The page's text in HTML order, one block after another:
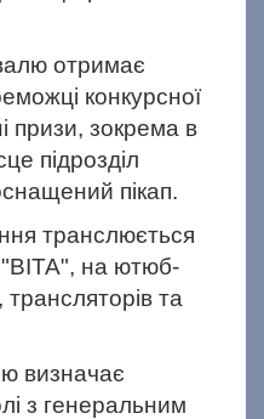
отримає
конкурсної
призи, зокрема в
підрозділ
пікап.
транслюється
"ВІТА", на ютюб-
трансляторів та
визначає
з генеральним